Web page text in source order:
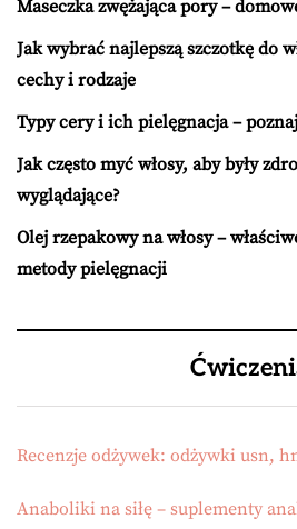
Maseczka zwężająca pory –
Jak wybrać najlepszą szczotkę do
cechy i rodzaje
Typy cery i ich pielęgnacja –
Jak często myć włosy, aby były
wyglądające?
Olej rzepakowy na włosy –
metody pielęgnacji
Recenzje odżywek: odżywki usn,
Anaboliki na siłę – suplementy